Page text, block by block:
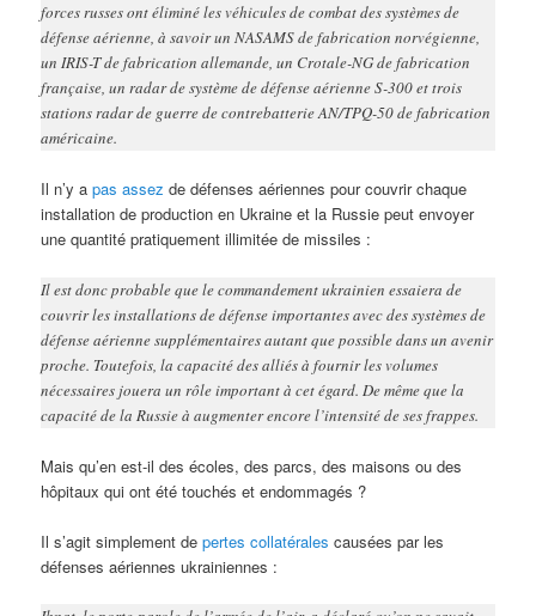
forces russes ont éliminé les véhicules de combat des systèmes de
défense aérienne, à savoir un NASAMS de fabrication norvégienne,
un IRIS-T de fabrication allemande, un Crotale-NG de fabrication
française, un radar de système de défense aérienne S-300 et trois
stations radar de guerre de contrebatterie AN/TPQ-50 de fabrication
américaine.
Il n’y apas assez de défenses aériennes pour couvrir chaque
installation de production en Ukraine et la Russie peut envoyer
une quantité pratiquement illimitée de missiles :
Il est donc probable que le commandement ukrainien essaiera de
couvrir les installations de défense importantes avec des systèmes de
défense aérienne supplémentaires autant que possible dans un avenir
proche. Toutefois, la capacité des alliés à fournir les volumes
nécessaires jouera un rôle important à cet égard. De même que la
capacité de la Russie à augmenter encore l’intensité de ses frappes.
Mais qu’en est-il des écoles, des parcs, des maisons ou des
hôpitaux qui ont été touchés et endommagés ?
Il s’agit simplement depertes collatérales causées par les
défenses aériennes ukrainiennes :